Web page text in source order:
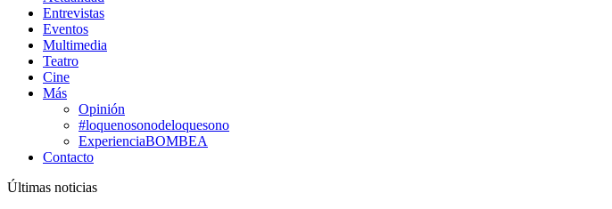
Entrevistas
Eventos
Multimedia
Teatro
Cine
Más
Opinión
#loquenosonodeloquesono
ExperienciaBOMBEA
Contacto
Últimas noticias